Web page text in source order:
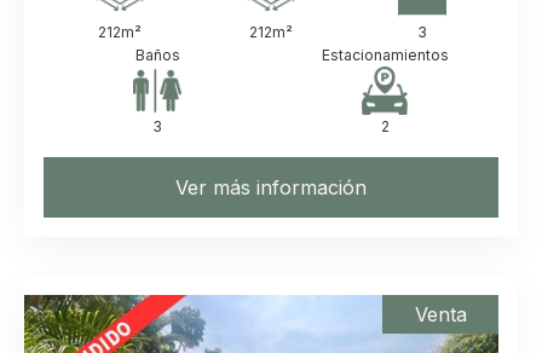
212m² 212m²
3
Baños
3
Estacionamientos
2
Ver más información
Venta